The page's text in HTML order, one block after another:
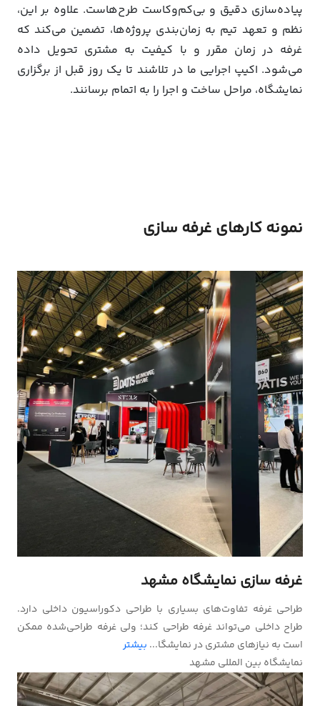
پیاده‌سازی دقیق و بی‌کم‌وکاست طرح‌هاست. علاوه بر این،
نظم و تعهد تیم به زمان‌بندی پروژه‌ها، تضمین می‌کند که
غرفه در زمان مقرر و با کیفیت به مشتری تحویل داده
می‌شود. اکیپ اجرایی ما در تلاشند تا یک روز قبل از برگزاری
نمایشگاه، مراحل ساخت و اجرا را به اتمام برسانند.
نمونه کارهای غرفه سازی
غرفه سازی نمایشگاه مشهد
طراحی غرفه تفاوت‌های بسیاری با طراحی دکوراسیون داخلی دارد.
طراح داخلی می‌تواند غرفه طراحی کند؛ ولی غرفه طراحی‌شده ممکن
است به نیازهای مشتری در نمایشگا... بیشتر
نمایشگاه بین المللی مشهد